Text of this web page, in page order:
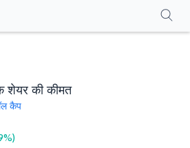
शेयर की कीमत
कैप
सामान्य प्रश्न